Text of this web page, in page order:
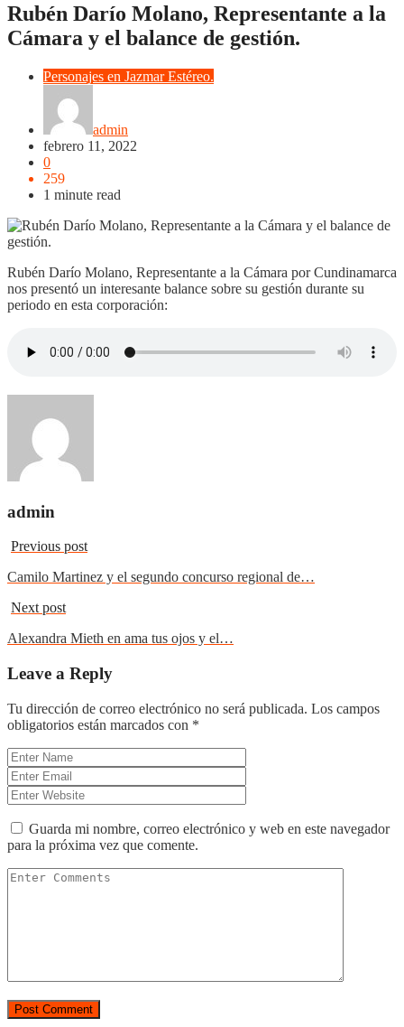
Rubén Darío Molano, Representante a la
Cámara y el balance de gestión.
Personajes en Jazmar Estéreo.
admin
febrero 11, 2022
0
259
1 minute read
Rubén Darío Molano, Representante a la Cámara por Cundinamarca
nos presentó un interesante balance sobre su gestión durante su
periodo en esta corporación:
admin
Previous post
Camilo Martinez y el segundo concurso regional de…
Next post
Alexandra Mieth en ama tus ojos y el…
Leave a Reply
Tu dirección de correo electrónico no será publicada. Los campos
obligatorios están marcados con *
Guarda mi nombre, correo electrónico y web en este navegador
para la próxima vez que comente.